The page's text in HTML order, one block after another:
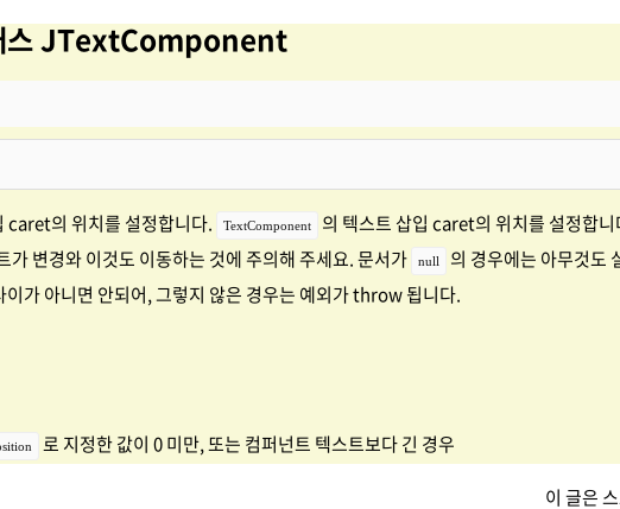
JTextComponent
의 위치를 설정합니다. TextComponent
의 텍스트 삽입 caret의 위치를 설정합
가 변경와 이것도 이동하는 것에 주의해 주세요. 문서가
null
의 경우에는 아무것도
가 아니면 안되어, 그렇지 않은 경우는 예외가 throw 됩니다.
로 지정한 값이 0 미만, 또는 컴퍼넌트 텍스트보다 긴 경우
이 글은